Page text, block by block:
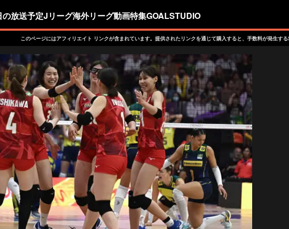
の放送予定Jリーグ海外リーグ動画特集GOALSTUDIO
このページにはアフィリエイト リンクが含まれています。提供されたリンクを通じて購入すると、手数料が発生する